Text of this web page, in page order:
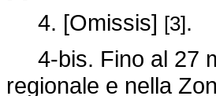
4. [Omissis] [3].
4-bis. Fino al 27
regionale e nella